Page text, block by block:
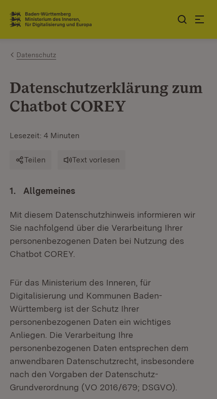
Zum Inhalt springen
Link zur Startseite
Datenschutz
Datenschutzerklärung zum
Chatbot COREY
Lesezeit: 4 Minuten
Teilen Text vorlesen
1. Allgemeines
Mit diesem Datenschutzhinweis informieren wir
Sie nachfolgend über die Verarbeitung Ihrer
personenbezogenen Daten bei Nutzung des
Chatbot COREY.
Für das Ministerium des Inneren, für
Digitalisierung und Kommunen Baden-
Württemberg ist der Schutz Ihrer
personenbezogenen Daten ein wichtiges
Anliegen. Die Verarbeitung Ihre
personenbezogenen Daten entsprechen dem
anwendbaren Datenschutzrecht, insbesondere
nach den Vorgaben der Datenschutz-
Grundverordnung (VO 2016/679; DSGVO).